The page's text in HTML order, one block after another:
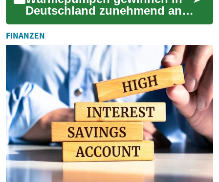
Deutschland zunehmend an
Bedeutung als
umweltfreundliche und
effiziente Heizlösung. Sie
nutze...
FINANZEN